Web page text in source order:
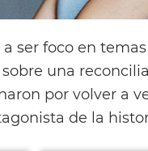
a ser foco en
una
por volver a
de la